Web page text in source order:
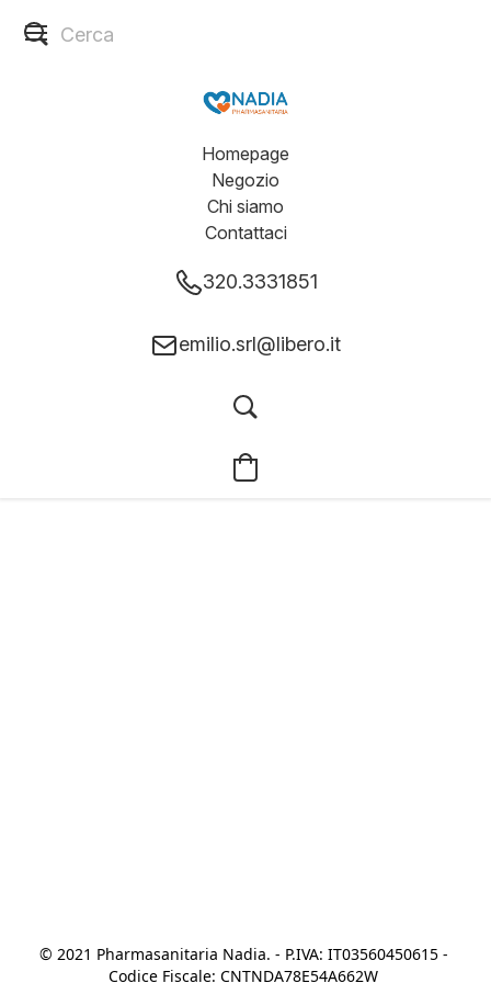
Homepage
Negozio
Chi siamo
Contattaci
320.3331851
emilio.srl@libero.it
© 2021 Pharmasanitaria Nadia. - P.IVA: IT03560450615 -
Codice Fiscale: CNTNDA78E54A662W